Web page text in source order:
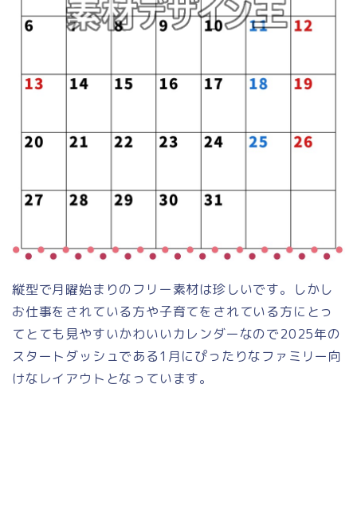
縦型で月曜始まりのフリー素材は珍しいです。しかし
お仕事をされている方や子育てをされている方にとっ
てとても見やすいかわいいカレンダーなので2025年の
スタートダッシュである1月にぴったりなファミリー向
けなレイアウトとなっています。